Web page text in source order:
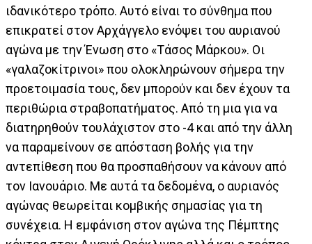
ιδανικότερο τρόπο. Αυτό είναι το σύνθημα που
επικρατεί στον Αρχάγγελο ενόψει του αυριανού
αγώνα με την Ένωση στο «Τάσος Μάρκου». Οι
«γαλαζοκίτρινοι» που ολοκληρώνουν σήμερα την
προετοιμασία τους, δεν μπορούν και δεν έχουν τα
περιθώρια στραβοπατήματος. Από τη μια για να
διατηρηθούν τουλάχιστον στο -4 και από την άλλη
να παραμείνουν σε απόσταση βολής για την
αντεπίθεση που θα προσπαθήσουν να κάνουν από
τον Ιανουάριο. Με αυτά τα δεδομένα, ο αυριανός
αγώνας θεωρείται κομβικής σημασίας για τη
συνέχεια. Η εμφάνιση στον αγώνα της Πέμπτης